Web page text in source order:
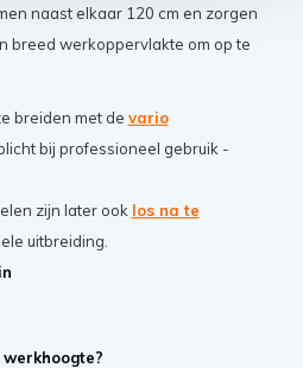
naast elkaar 120 cm en zorgen
breed werkoppervlakte om op te
breiden met de vario
bij professioneel gebruik -
zijn later ook los na te
uitbreiding.